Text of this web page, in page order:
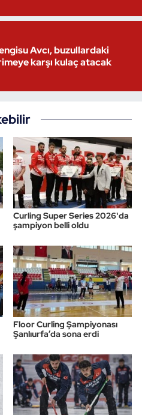
Avcı, buzullardaki
karşı kulaç atacak
Curling Super Series 2026'da
şampiyon belli oldu
Floor Curling Şampiyonası
Şanlıurfa’da sona erdi